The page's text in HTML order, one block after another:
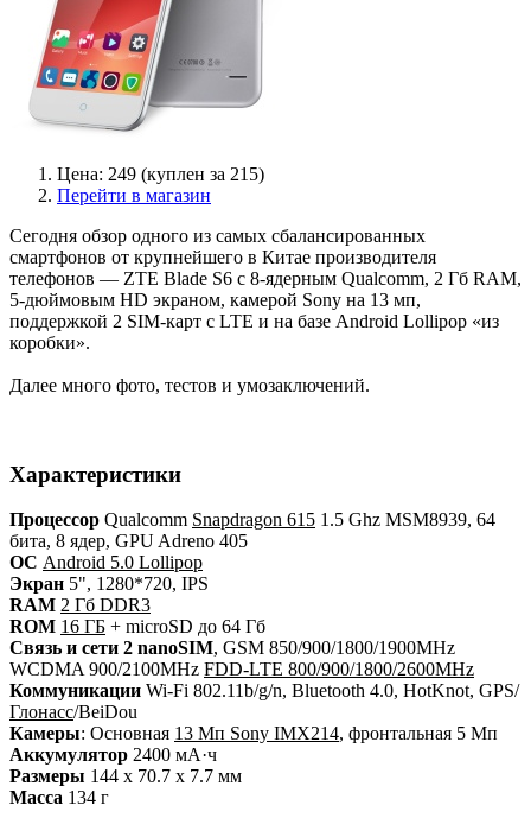
Цена: 249 (куплен за 215)
Перейти в магазин
Сегодня обзор одного из самых сбалансированных
смартфонов от крупнейшего в Китае производителя
телефонов — ZTE Blade S6 с 8-ядерным Qualcomm, 2 Гб RAM,
5-дюймовым HD экраном, камерой Sony на 13 мп,
поддержкой 2 SIM-карт с LTE и на базе Android Lollipop «из
коробки».
Далее много фото, тестов и умозаключений.
Характеристики
Процессор Qualcomm Snapdragon 615 1.5 Ghz MSM8939, 64
бита, 8 ядер, GPU Adreno 405
ОС Android 5.0 Lollipop
Экран 5", 1280*720, IPS
RAM 2 Гб DDR3
ROM 16 ГБ + microSD до 64 Гб
Связь и сети 2 nanoSIM, GSM 850/900/1800/1900MHz
WCDMA 900/2100MHz FDD-LTE 800/900/1800/2600MHz
Коммуникации Wi-Fi 802.11b/g/n, Bluetooth 4.0, HotKnot, GPS/
Глонасс/BeiDou
Камеры: Основная 13 Мп Sony IMX214, фронтальная 5 Мп
Аккумулятор 2400 мА·ч
Размеры 144 x 70.7 x 7.7 мм
Масса 134 г